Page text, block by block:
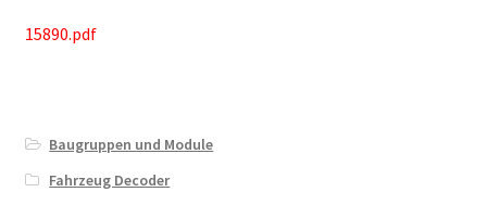
15890.pdf
Baugruppen und Module
Fahrzeug Decoder